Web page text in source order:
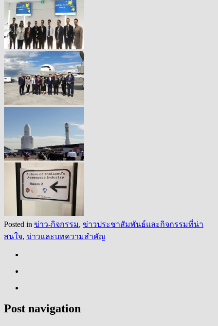
Posted in ข่าว-กิจกรรม, ข่าวประชาสัมพันธ์และกิจกรรมที่น่า
สนใจ, ข่าวและบทความสำคัญ
Post navigation